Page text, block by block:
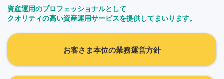
資産運用のプロフェッショナルとして
クオリティの高い資産運用サービスを提供してまいります。
お客さま本位の業務運営方針